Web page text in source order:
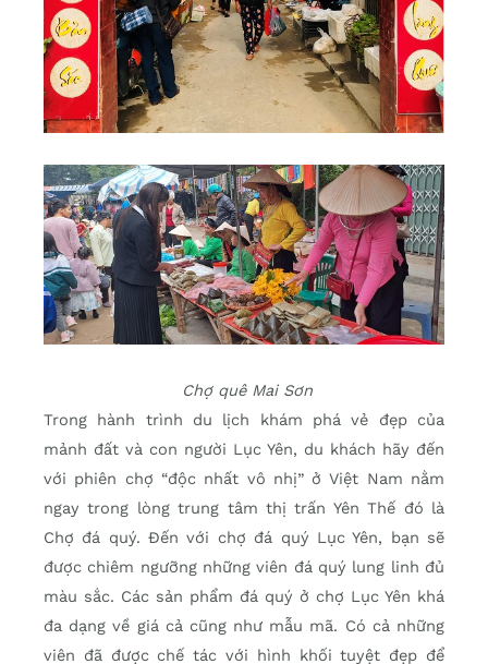
Chợ quê Mai Sơn
Trong hành trình du lịch khám phá vẻ đẹp của
mảnh đất và con người Lục Yên, du khách hãy đến
với phiên chợ “độc nhất vô nhị” ở Việt Nam nằm
ngay trong lòng trung tâm thị trấn Yên Thế đó là
Chợ đá quý. Đến với chợ đá quý Lục Yên, bạn sẽ
được chiêm ngưỡng những viên đá quý lung linh đủ
màu sắc. Các sản phẩm đá quý ở chợ Lục Yên khá
đa dạng về giá cả cũng như mẫu mã. Có cả những
viên đã được chế tác với hình khối tuyệt đẹp để